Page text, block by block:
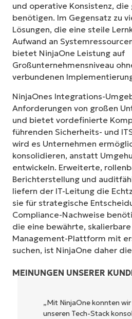
und operative Konsistenz,
benötigen. Im Gegensatz zu
Lösungen, die eine steile
Aufwand an
bietet NinjaOne Leistung auf
Großunternehmensniveau
verbundenen
NinjaOnes Integrations-
Anforderungen von großen
und bietet vordefinierte
führenden Sicherheits- und
wird es Unternehmen
konsolidieren, anstatt
entwickeln. Erweiterte,
Berichterstellung und
liefern der IT-Leitung die
sie für strategische
Compliance-Nachweise
die eine bewährte,
Management-Plattform mit
suchen, ist NinjaOne daher
MEINUNGEN UNSERER
„Mit NinjaOne konnten
unseren Tech-Stack